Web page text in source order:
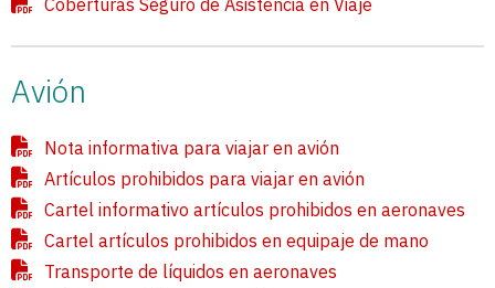
Avión
Nota informativa para viajar en avión
Artículos prohibidos para viajar en avión
Cartel informativo artículos prohibidos en aeronaves
Cartel artículos prohibidos en equipaje de mano
Transporte de líquidos en aeronaves